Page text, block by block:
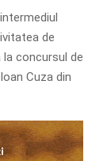
de
concursul de
Cuza din